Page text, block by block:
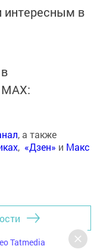
в
, а также
, «Дзен» и Макс
Tatmedia